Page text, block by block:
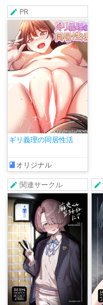
PR
ギリ義理の同居性活
オリジナル
関連サークル